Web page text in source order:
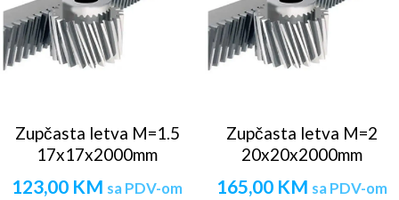
Zupčasta letva M=1.5
17x17x2000mm
123,00 KM sa PDV-om
Zupčasta letva M=2
20x20x2000mm
165,00 KM sa PDV-om